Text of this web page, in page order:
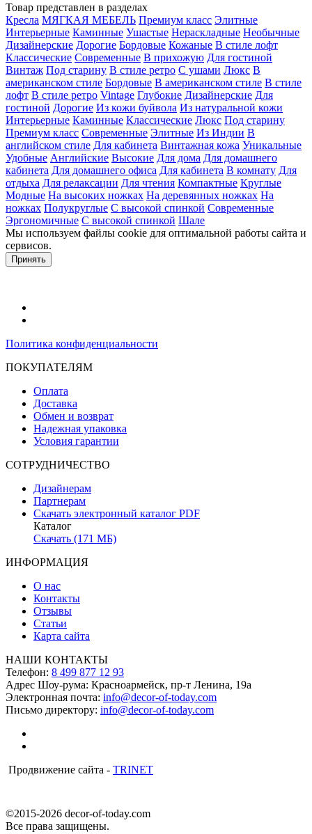
Товар представлен в разделах
Кресла МЯГКАЯ МЕБЕЛЬ Премиум класс Элитные
Интерьерные Каминные Ушастые Нераскладные Необычные
Дизайнерские Дорогие Бордовые Кожаные В стиле лофт
Классические Современные В прихожую Для гостиной
Винтаж Под старину В стиле ретро С ушами Люкс В
американском стиле Бордовые В американском стиле В стиле
лофт В стиле ретро Vintage Глубокие Дизайнерские Для
гостиной Дорогие Из кожи буйвола Из натуральной кожи
Интерьерные Каминные Классические Люкс Под старину
Премиум класс Современные Элитные Из Индии В
английском стиле Для кабинета Винтажная кожа Уникальные
Удобные Английские Высокие Для дома Для домашнего
кабинета Для домашнего офиса Для кабинета В комнату Для
отдыха Для релаксации Для чтения Компактные Круглые
Модные На высоких ножках На деревянных ножках На
ножках Полукруглые С высокой спинкой Современные
Эргономичные С высокой спинкой Шале
Мы используем файлы cookie для оптимальной работы сайта и
сервисов.
Принять
Политика конфиденциальности
ПОКУПАТЕЛЯМ
Оплата
Доставка
Обмен и возврат
Надежная упаковка
Условия гарантии
СОТРУДНИЧЕСТВО
Дизайнерам
Партнерам
Скачать электронный каталог PDF
Каталог
Скачать (171 МБ)
ИНФОРМАЦИЯ
О нас
Контакты
Отзывы
Статьи
Карта сайта
НАШИ КОНТАКТЫ
Телефон: 8 499 877 12 93
Адрес Шоу-рума: Красноармейск, пр-т Ленина, 19а
Электронная почта: info@decor-of-today.com
Письмо директору: info@decor-of-today.com
Продвижение сайта - TRINET
©2015-2026 decor-of-today.com
Все права защищены.